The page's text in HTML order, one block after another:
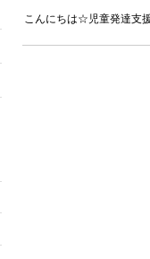
こんにちは☆児童発達支